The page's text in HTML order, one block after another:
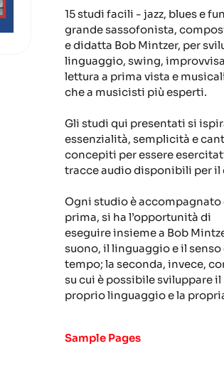
15 studi facili - jazz, blues e
grande sassofonista,
e didatta Bob Mintzer, per
linguaggio, swing,
lettura a prima vista e
che a musicisti più esperti.
Gli studi qui presentati si
essenzialità, semplicità e
concepiti per essere
tracce audio disponibili per il
Ogni studio è accompagnato
prima, si ha l’opportunità di
eseguire insieme a Bob
suono, il linguaggio e il senso
tempo; la seconda, invece,
su cui è possibile sviluppare il
proprio linguaggio e la
Sample Pages